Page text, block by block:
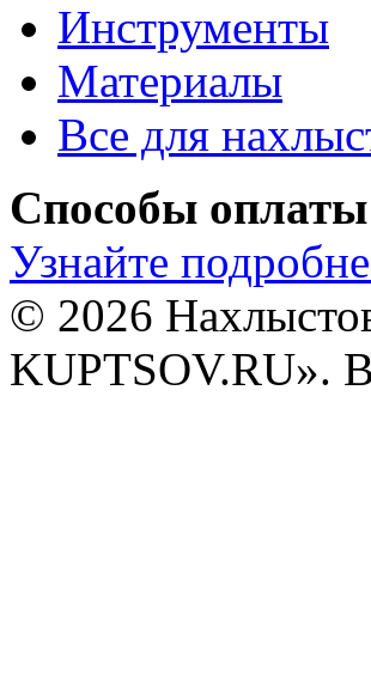
Инструменты
Материалы
Все для
Способы оплаты
Узнайте
© 2026
KUPTSOV.RU».